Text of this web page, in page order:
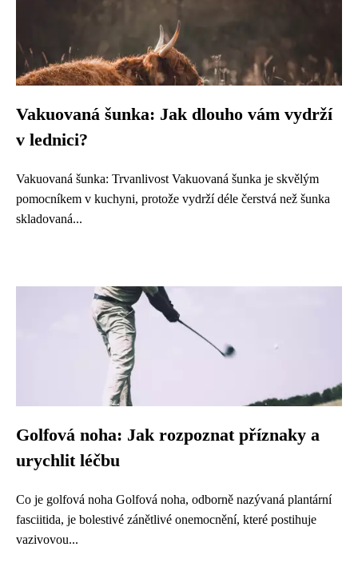
Vakuovaná šunka: Jak dlouho vám vydrží
v lednici?
Vakuovaná šunka: Trvanlivost Vakuovaná šunka je skvělým
pomocníkem v kuchyni, protože vydrží déle čerstvá než šunka
skladovaná...
Golfová noha: Jak rozpoznat příznaky a
urychlit léčbu
Co je golfová noha Golfová noha, odborně nazývaná plantární
fasciitida, je bolestivé zánětlivé onemocnění, které postihuje
vazivovou...